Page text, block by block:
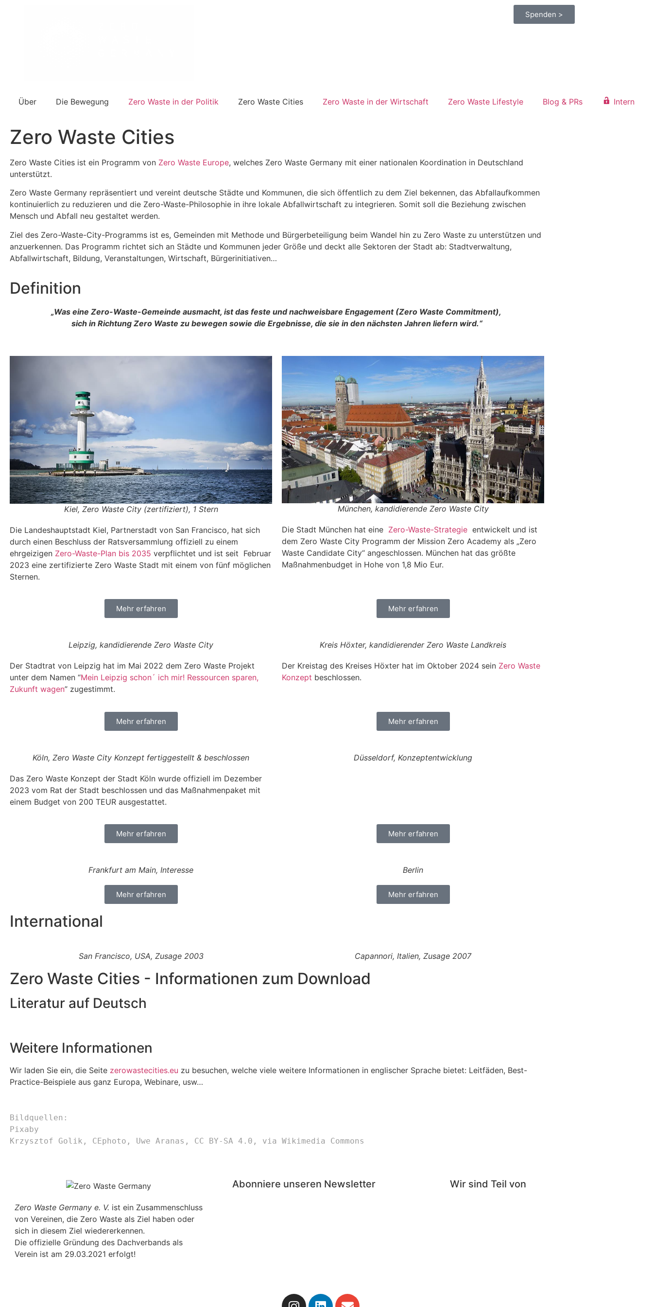
Spenden >
Über Die Bewegung Zero Waste in der Politik Zero Waste Cities Zero Waste in der Wirtschaft Zero Waste Lifestyle Blog & PRs Intern
Zero Waste Cities
Zero Waste Cities ist ein Programm von Zero Waste Europe, welches Zero Waste Germany mit einer nationalen Koordination in Deutschland
unterstützt.
Zero Waste Germany repräsentiert und vereint deutsche Städte und Kommunen, die sich öffentlich zu dem Ziel bekennen, das Abfallaufkommen
kontinuierlich zu reduzieren und die Zero-Waste-Philosophie in ihre lokale Abfallwirtschaft zu integrieren. Somit soll die Beziehung zwischen
Mensch und Abfall neu gestaltet werden.
Ziel des Zero-Waste-City-Programms ist es, Gemeinden mit Methode und Bürgerbeteiligung beim Wandel hin zu Zero Waste zu unterstützen und
anzuerkennen. Das Programm richtet sich an Städte und Kommunen jeder Größe und deckt alle Sektoren der Stadt ab: Stadtverwaltung,
Abfallwirtschaft, Bildung, Veranstaltungen, Wirtschaft, Bürgerinitiativen…
Definition
„Was eine Zero-Waste-Gemeinde ausmacht, ist das feste und nachweisbare Engagement (Zero Waste Commitment),
sich in Richtung Zero Waste zu bewegen sowie die Ergebnisse, die sie in den nächsten Jahren liefern wird.“
Kiel, Zero Waste City (zertifiziert), 1 Stern
Die Landeshauptstadt Kiel, Partnerstadt von San Francisco, hat sich
durch einen Beschluss der Ratsversammlung offiziell zu einem
ehrgeizigen Zero-Waste-Plan bis 2035 verpflichtet und ist seit Februar
2023 eine zertifizierte Zero Waste Stadt mit einem von fünf möglichen
Sternen.
München, kandidierende Zero Waste City
Die Stadt München hat eine Zero-Waste-Strategie entwickelt und ist
dem Zero Waste City Programm der Mission Zero Academy als „Zero
Waste Candidate City“ angeschlossen. München hat das größte
Maßnahmenbudget in Hohe von 1,8 Mio Eur.
Mehr erfahren Mehr erfahren
Leipzig, kandidierende Zero Waste City
Der Stadtrat von Leipzig hat im Mai 2022 dem Zero Waste Projekt
unter dem Namen “Mein Leipzig schon´ ich mir! Ressourcen sparen,
Zukunft wagen” zugestimmt.
Kreis Höxter, kandidierender Zero Waste Landkreis
Der Kreistag des Kreises Höxter hat im Oktober 2024 sein Zero Waste
Konzept beschlossen.
Mehr erfahren Mehr erfahren
Köln, Zero Waste City Konzept fertiggestellt & beschlossen
Das Zero Waste Konzept der Stadt Köln wurde offiziell im Dezember
2023 vom Rat der Stadt beschlossen und das Maßnahmenpaket mit
einem Budget von 200 TEUR ausgestattet.
Düsseldorf, Konzeptentwicklung
Mehr erfahren Mehr erfahren
Frankfurt am Main, Interesse Berlin
Mehr erfahren Mehr erfahren
International
San Francisco, USA, Zusage 2003 Capannori, Italien, Zusage 2007
Zero Waste Cities - Informationen zum Download
Literatur auf Deutsch
Weitere Informationen
Wir laden Sie ein, die Seite zerowastecities.eu zu besuchen, welche viele weitere Informationen in englischer Sprache bietet: Leitfäden, Best-
Practice-Beispiele aus ganz Europa, Webinare, usw…
Bildquellen:
Pixaby
Krzysztof Golik, CEphoto, Uwe Aranas, CC BY-SA 4.0 , via Wikimedia Commons
Zero Waste Germany e. V. ist ein Zusammenschluss
von Vereinen, die Zero Waste als Ziel haben oder
sich in diesem Ziel wiedererkennen.
Die offizielle Gründung des Dachverbands als
Verein ist am 29.03.2021 erfolgt!
Abonniere unseren Newsletter Wir sind Teil von